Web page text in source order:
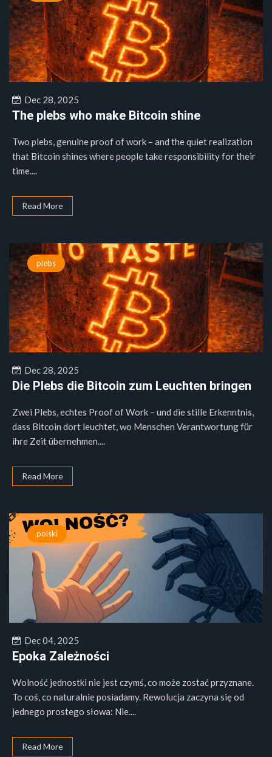
Dec 28, 2025
The plebs who make Bitcoin shine
Two plebs, genuine proof of work – and the quiet realization
that Bitcoin shines where people take responsibility for their
time....
Read More
plebs
Dec 28, 2025
Die Plebs die Bitcoin zum Leuchten bringen
Zwei Plebs, echtes Proof of Work – und die stille Erkenntnis,
dass Bitcoin dort leuchtet, wo Menschen Verantwortung für
ihre Zeit übernehmen....
Read More
polski
Dec 04, 2025
Epoka Zależności
Wolność jednostki nie jest czymś, co może zostać przyznane.
To coś, co naturalnie posiadamy. Rewolucja zaczyna się od
jednego prostego słowa: Nie....
Read More